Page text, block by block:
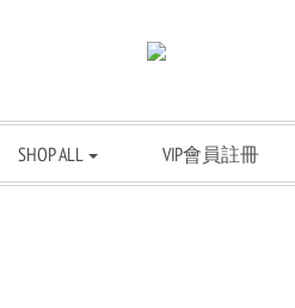
SHOP ALL VIP會員註冊